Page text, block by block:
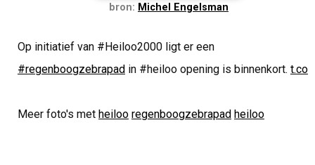
bron: Michel Engelsman
Op initiatief van #Heiloo2000 ligt er een
#regenboogzebrapadin #heiloo opening is binnenkort. t.co
Meer foto's met heiloo regenboogzebrapad heiloo